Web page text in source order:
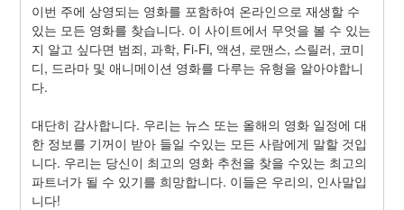
이번 주에 상영되는 영화를 포함하여 온라인으로 재생할 수
있는 모든 영화를 찾습니다. 이 사이트에서 무엇을 볼 수 있는
지 알고 싶다면 범죄, 과학, Fi-Fi, 액션, 로맨스, 스릴러, 코미
디, 드라마 및 애니메이션 영화를 다루는 유형을 알아야합니
다.
대단히 감사합니다. 우리는 뉴스 또는 올해의 영화 일정에 대
한 정보를 기꺼이 받아 들일 수있는 모든 사람에게 말할 것입
니다. 우리는 당신이 최고의 영화 추천을 찾을 수있는 최고의
파트너가 될 수 있기를 희망합니다. 이들은 우리의, 인사말입
니다!